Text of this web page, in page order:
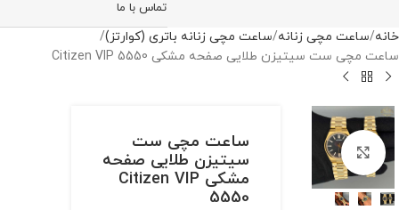
تماس با ما
خانه ساعت مچی زنانه ساعت مچی زنانه باتری (کوارتز)
ساعت مچی ست سیتیزن طلایی صفحه مشکی Citizen VIP 5550
برای بزرگنمایی کلیک کنیدساعت مچی ست
سیتیزن طلایی صفحه
مشکی Citizen VIP
5550